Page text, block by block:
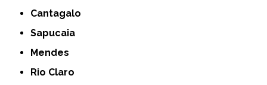
Cantagalo
Sapucaia
Mendes
Rio Claro